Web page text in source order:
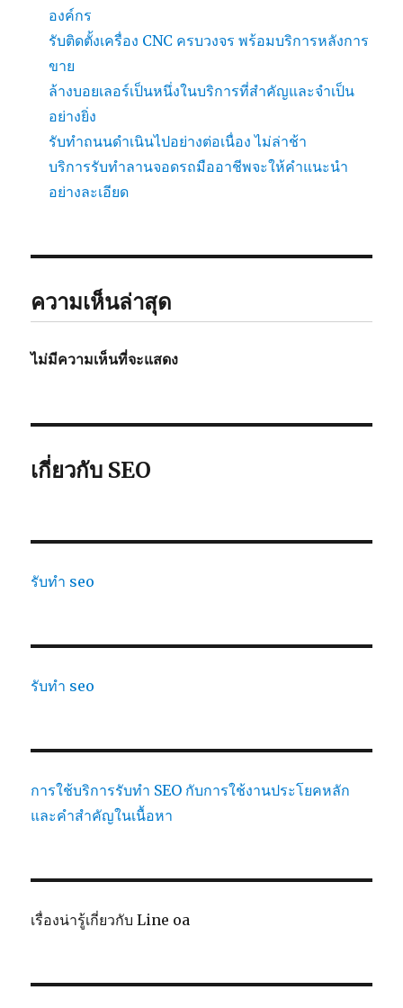
องค์กร
รับติดตั้งเครื่อง CNC ครบวงจร พร้อมบริการหลังการ
ขาย
ล้างบอยเลอร์เป็นหนึ่งในบริการที่สำคัญและจำเป็น
อย่างยิ่ง
รับทำถนนดำเนินไปอย่างต่อเนื่อง ไม่ล่าช้า
บริการรับทำลานจอดรถมืออาชีพจะให้คำแนะนำ
อย่างละเอียด
ความเห็นล่าสุด
ไม่มีความเห็นที่จะแสดง
เกี่ยวกับ SEO
รับทำ seo
รับทำ seo
การใช้บริการรับทำ SEO กับการใช้งานประโยคหลัก
และคำสำคัญในเนื้อหา
เรื่องน่ารู้เกี่ยวกับ Line oa